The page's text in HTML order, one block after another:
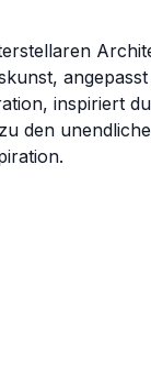
inspiriert
den